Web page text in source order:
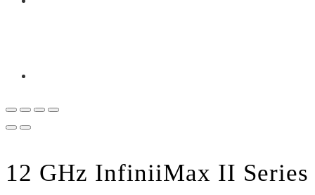
12 GHz InfiniiMax II Series